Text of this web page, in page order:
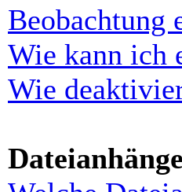
Beobachtung
Wie kann ich
Wie
Dateianhänge